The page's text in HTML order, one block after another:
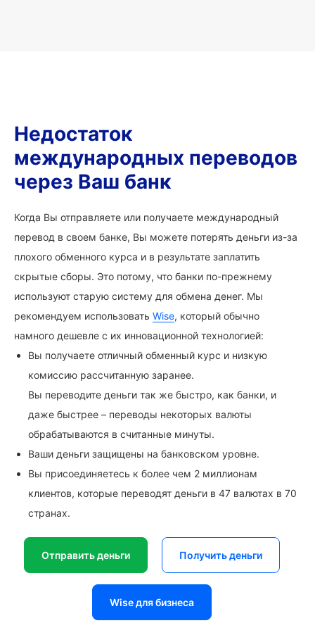
Недостаток
международных переводов
через Ваш банк
Когда Вы отправляете или получаете международный
перевод в своем банке, Вы можете потерять деньги из-за
плохого обменного курса и в результате заплатить
скрытые сборы. Это потому, что банки по-прежнему
используют старую систему для обмена денег. Мы
рекомендуем использовать Wise, который обычно
намного дешевле с их инновационной технологией:
Вы получаете отличный обменный курс и низкую
комиссию рассчитанную заранее.
Вы переводите деньги так же быстро, как банки, и
даже быстрее – переводы некоторых валюты
обрабатываются в считанные минуты.
Ваши деньги защищены на банковском уровне.
Вы присоединяетесь к более чем 2 миллионам
клиентов, которые переводят деньги в 47 валютах в 70
странах.
Отправить деньги Получить деньги
Wise для бизнеса